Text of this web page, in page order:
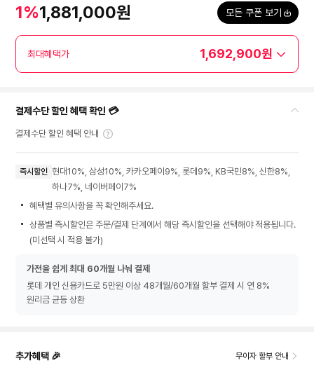
1%1,881,000원 모든 쿠폰 보기
최대혜택가 1,692,900원
결제수단 할인 혜택 확인 💳
결제수단 할인 혜택 안내
즉시할인 현대10%, 삼성10%, 카카오페이9%, 롯데9%, KB국민8%, 신한8%,
하나7%, 네이버페이7%
혜택별 유의사항을 꼭 확인해주세요.
상품별 즉시할인은 주문/결제 단계에서 해당 즉시할인을 선택해야 적용됩니다.
(미선택 시 적용 불가)
가전을 쉽게 최대 60개월 나눠 결제
롯데 개인 신용카드로 5만원 이상 48개월/60개월 할부 결제 시 연 8%
원리금 균등 상환
추가혜택 🎉 무이자 할부 안내